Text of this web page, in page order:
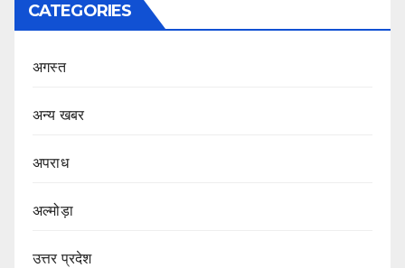
CATEGORIES
अगस्त
अन्य खबर
अपराध
अल्मोड़ा
उत्तर प्रदेश